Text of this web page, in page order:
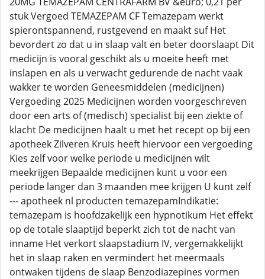
stuk Vergoed TEMAZEPAM CF Temazepam werkt
spierontspannend, rustgevend en maakt suf Het
bevordert zo dat u in slaap valt en beter doorslaapt Dit
medicijn is vooral geschikt als u moeite heeft met
inslapen en als u verwacht gedurende de nacht vaak
wakker te worden Geneesmiddelen (medicijnen)
Vergoeding 2025 Medicijnen worden voorgeschreven
door een arts of (medisch) specialist bij een ziekte of
klacht De medicijnen haalt u met het recept op bij een
apotheek Zilveren Kruis heeft hiervoor een vergoeding
Kies zelf voor welke periode u medicijnen wilt
meekrijgen Bepaalde medicijnen kunt u voor een
periode langer dan 3 maanden mee krijgen U kunt zelf
--- apotheek nl producten temazepamIndikatie:
temazepam is hoofdzakelijk een hypnotikum Het effekt
op de totale slaaptijd beperkt zich tot de nacht van
inname Het verkort slaapstadium IV, vergemakkelijkt
het in slaap raken en vermindert het meermaals
ontwaken tijdens de slaap Benzodiazepines vormen